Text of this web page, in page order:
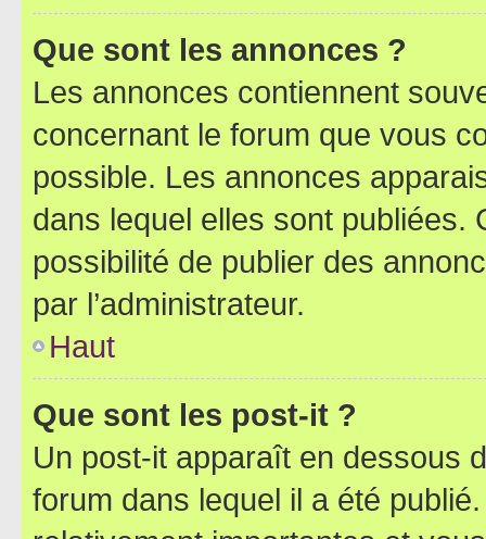
Que sont les annonces ?
Les annonces contiennent
concernant le forum que vous
possible. Les annonces
dans lequel elles sont publiées.
possibilité de publier des
par l’administrateur.
Haut
Que sont les post-it ?
Un post-it apparaît en dessous
forum dans lequel il a été